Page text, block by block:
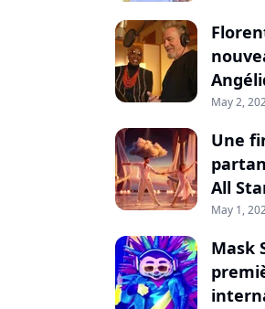
May 2,
Une
All
May 1,
Mask